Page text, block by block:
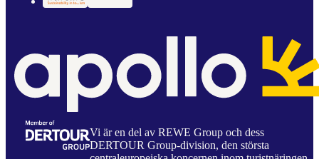
Vi är en del av REWE Group och dess
DERTOUR Group-division, den största